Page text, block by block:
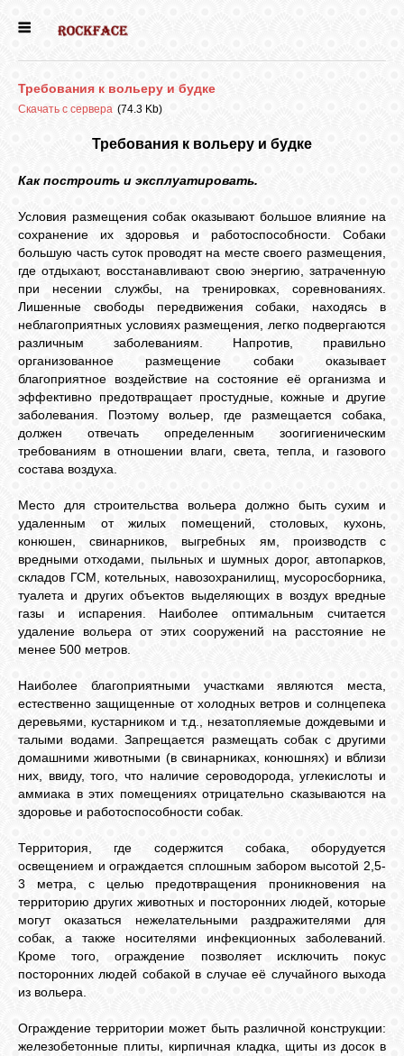
ДЕВОЧКИ
НОВОСТИ
ВЫПУСКНИКИ
ПОЧИТАТЬ
КОШКИ
Требования к вольеру и будке
Скачать с сервера (74.3 Kb)
Требования к вольеру и будке
Как построить и эксплуатировать.
Условия размещения собак оказывают большое влияние на
сохранение их здоровья и работоспособности. Собаки
большую часть суток проводят на месте своего размещения,
где отдыхают, восстанавливают свою энергию, затраченную
при несении службы, на тренировках, соревнованиях.
Лишенные свободы передвижения собаки, находясь в
неблагоприятных условиях размещения, легко подвергаются
различным заболеваниям. Напротив, правильно
организованное размещение собаки оказывает
благоприятное воздействие на состояние её организма и
эффективно предотвращает простудные, кожные и другие
заболевания. Поэтому вольер, где размещается собака,
должен отвечать определенным зоогигиеническим
требованиям в отношении влаги, света, тепла, и газового
состава воздуха.
Место для строительства вольера должно быть сухим и
удаленным от жилых помещений, столовых, кухонь,
конюшен, свинарников, выгребных ям, производств с
вредными отходами, пыльных и шумных дорог, автопарков,
складов ГСМ, котельных, навозохранилищ, мусоросборника,
туалета и других объектов выделяющих в воздух вредные
газы и испарения. Наиболее оптимальным считается
удаление вольера от этих сооружений на расстояние не
менее 500 метров.
Наиболее благоприятными участками являются места,
естественно защищенные от холодных ветров и солнцепека
деревьями, кустарником и т.д., незатопляемые дождевыми и
талыми водами. Запрещается размещать собак с другими
домашними животными (в свинарниках, конюшнях) и вблизи
них, ввиду, того, что наличие сероводорода, углекислоты и
аммиака в этих помещениях отрицательно сказываются на
здоровье и работоспособности собак.
Территория, где содержится собака, оборудуется
освещением и ограждается сплошным забором высотой 2,5-
3 метра, с целью предотвращения проникновения на
территорию других животных и посторонних людей, которые
могут оказаться нежелательными раздражителями для
собак, а также носителями инфекционных заболеваний.
Кроме того, ограждение позволяет исключить покус
посторонних людей собакой в случае её случайного выхода
из вольера.
Ограждение территории может быть различной конструкции:
железобетонные плиты, кирпичная кладка, щиты из досок в